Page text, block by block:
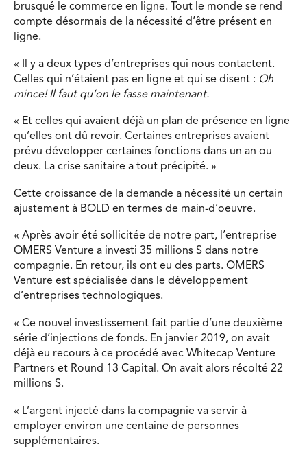
brusqué le commerce en ligne. Tout le monde se rend
compte désormais de la nécessité d’être présent en
ligne.
« Il y a deux types d’entreprises qui nous contactent.
Celles qui n’étaient pas en ligne et qui se disent : Oh
mince! Il faut qu’on le fasse maintenant.
« Et celles qui avaient déjà un plan de présence en ligne
qu’elles ont dû revoir. Certaines entreprises avaient
prévu développer certaines fonctions dans un an ou
deux. La crise sanitaire a tout précipité. »
Cette croissance de la demande a nécessité un certain
ajustement à BOLD en termes de main-d’oeuvre.
« Après avoir été sollicitée de notre part, l’entreprise
OMERS Venture a investi 35 millions $ dans notre
compagnie. En retour, ils ont eu des parts. OMERS
Venture est spécialisée dans le développement
d’entreprises technologiques.
« Ce nouvel investissement fait partie d’une deuxième
série d’injections de fonds. En janvier 2019, on avait
déjà eu recours à ce procédé avec Whitecap Venture
Partners et Round 13 Capital. On avait alors récolté 22
millions $.
« L’argent injecté dans la compagnie va servir à
employer environ une centaine de personnes
supplémentaires.